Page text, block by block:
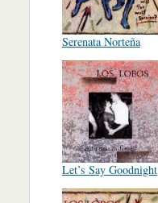
Serenata Norteña
Let’s Say Goodnight